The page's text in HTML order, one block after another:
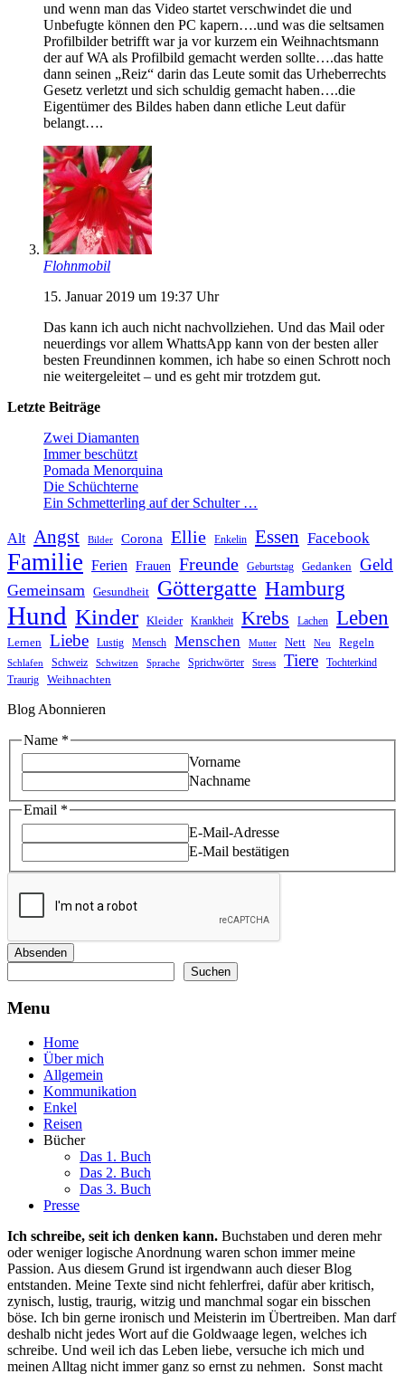
und wenn man das Video startet verschwindet die und
Unbefugte können den PC kapern….und was die seltsamen
Profilbilder betrifft war ja vor kurzem ein Weihnachtsmann
der auf WA als Profilbild gemacht werden sollte….das hatte
dann seinen „Reiz“ darin das Leute somit das Urheberrechts
Gesetz verletzt und sich schuldig gemacht haben….die
Eigentümer des Bildes haben dann etliche Leut dafür
belangt….
Flohnmobil
15. Januar 2019 um 19:37 Uhr
Das kann ich auch nicht nachvollziehen. Und das Mail oder
neuerdings vor allem WhattsApp kann von der besten aller
besten Freundinnen kommen, ich habe so einen Schrott noch
nie weitergeleitet – und es geht mir trotzdem gut.
Letzte Beiträge
Zwei Diamanten
Immer beschützt
Pomada Menorquina
Die Schüchterne
Ein Schmetterling auf der Schulter …
Alt Angst Bilder Corona Ellie Enkelin Essen Facebook
Familie Ferien Frauen Freunde Geburtstag Gedanken Geld
Gemeinsam Gesundheit Göttergatte Hamburg
Hund Kinder Kleider Krankheit Krebs Lachen Leben
Lernen Liebe Lustig Mensch Menschen Mutter Nett Neu Regeln
Schlafen Schweiz Schwitzen Sprache Sprichwörter Stress Tiere Tochterkind
Traurig Weihnachten
Blog Abonnieren
Name *
Vorname
Nachname
Email
Name
Email *
E-Mail-Adresse
E-Mail bestätigen
Absenden
Suchen
Menu
Home
Über mich
Allgemein
Kommunikation
Enkel
Reisen
Bücher
Das 1. Buch
Das 2. Buch
Das 3. Buch
Presse
Ich schreibe, seit ich denken kann. Buchstaben und deren mehr
oder weniger logische Anordnung waren schon immer meine
Passion. Aus diesem Grund ist irgendwann auch dieser Blog
entstanden. Meine Texte sind nicht fehlerfrei, dafür aber kritisch,
zynisch, lustig, traurig, witzig und manchmal sogar ein bisschen
böse. Ich bin gerne ironisch und Meisterin im Übertreiben. Man darf
deshalb nicht jedes Wort auf die Goldwaage legen, welches ich
schreibe. Und weil ich das Leben liebe, versuche ich mich und
meinen Alltag nicht immer ganz so ernst zu nehmen. Sonst macht